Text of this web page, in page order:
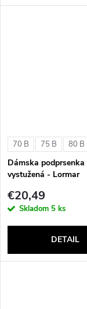
70 B 75 B 80 B
Dámska
vystužená - Lormar
€20,49
Skladom 5 ks
DETAIL